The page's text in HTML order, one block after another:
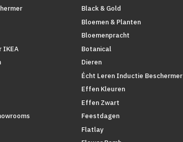
IKEA
Black & Gold
Bloemen & Planten
Bloemenpracht
Botanical
Dieren
Écht Leren Inductie Beschermer
Effen Kleuren
Effen Zwart
Feestdagen
Flatlay